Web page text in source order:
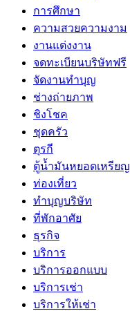
การศึกษา
ความสวยความงาม
งานแต่งงาน
จดทะเบียนบริษัทฟรี
จัดงานทำบุญ
ช่างถ่ายภาพ
ชิงโชค
ชุดครัว
ตุรกี
ตู้น้ำมันหยอดเหรียญ
ท่องเที่ยว
ทำบุญบริษัท
ที่พักอาศัย
ธุรกิจ
บริการ
บริการออกแบบ
บริการเช่า
บริการให้เช่า